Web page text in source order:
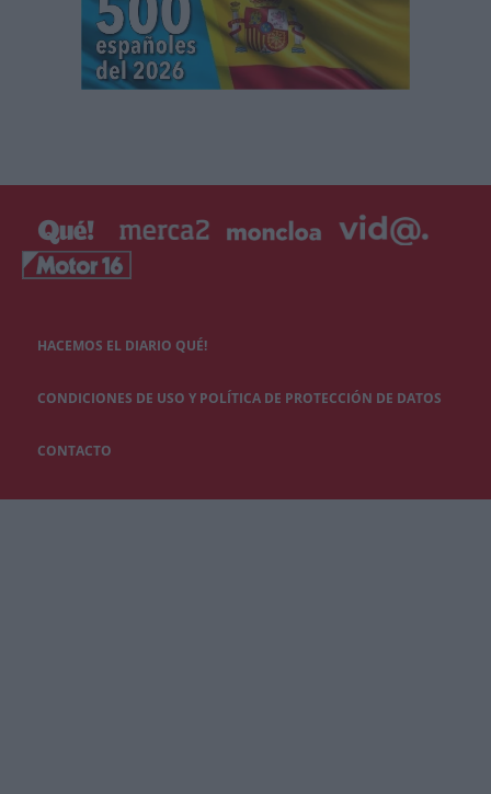
HACEMOS EL DIARIO QUÉ!
CONDICIONES DE USO Y POLÍTICA DE PROTECCIÓN DE DATOS
CONTACTO